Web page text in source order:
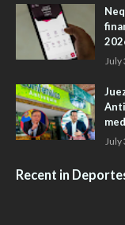
July
July
Recent in